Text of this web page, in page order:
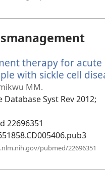
therapy for acute
with sickle cell
MM.
Database Syst Rev 2012;
22696351
pubmed/22696351